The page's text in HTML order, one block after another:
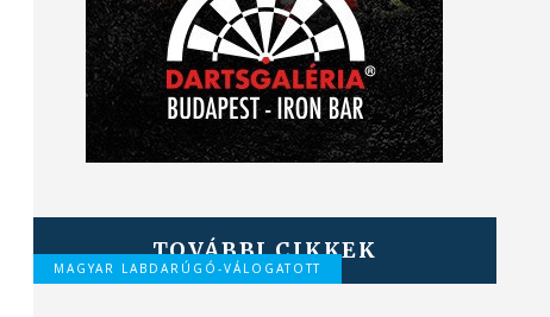
TOVÁBBI CIKKEK
MAGYAR LABDARÚGÓ-VÁLOGATOTT